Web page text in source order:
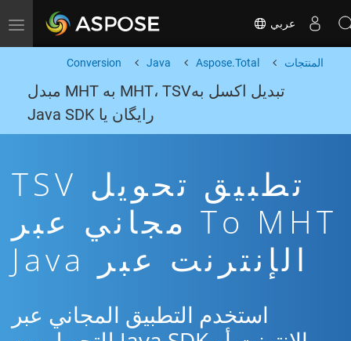
Toggle navigation عربي
المنتجات Aspose.Total
Java
Conversion
تبدیل اکسل بهMHT، TSV به MHT مبدل
رایگان یا Java SDK
تطبيق تحويل TSV
To MHT مجاني عبر
الإنترنت عبر Java
استخدم التطبيق المجاني عبر